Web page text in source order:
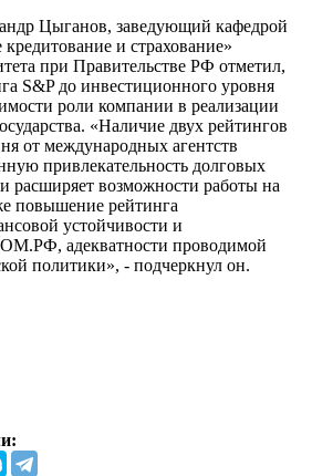
Цыганов, заведующий кафедрой
и страхование»
при Правительстве РФ отметил,
S&P до инвестиционного уровня
роли компании в реализации
«Наличие двух рейтингов
от международных агентств
привлекательность долговых
расширяет возможности работы на
повышение рейтинга
устойчивости и
адекватности проводимой
политики», - подчеркнул он.